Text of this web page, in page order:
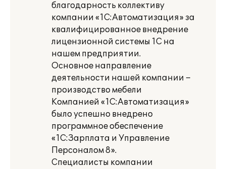
благодарность коллективу
компании «1С:Автоматизация» за
квалифицированное внедрение
лицензионной системы 1С на
нашем предприятии.
Основное направление
деятельности нашей компании –
производство мебели
Компанией «1С:Автоматизация»
было успешно внедрено
программное обеспечение
«1С:Зарплата и Управление
Персоналом 8».
Специалисты компании